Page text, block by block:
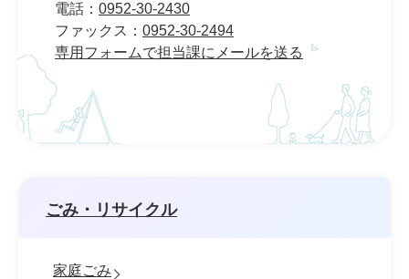
電話： 0952-30-2430
ファックス： 0952-30-2494
専用フォームで担当課にメールを送る
ごみ・リサイクル
家庭ごみ